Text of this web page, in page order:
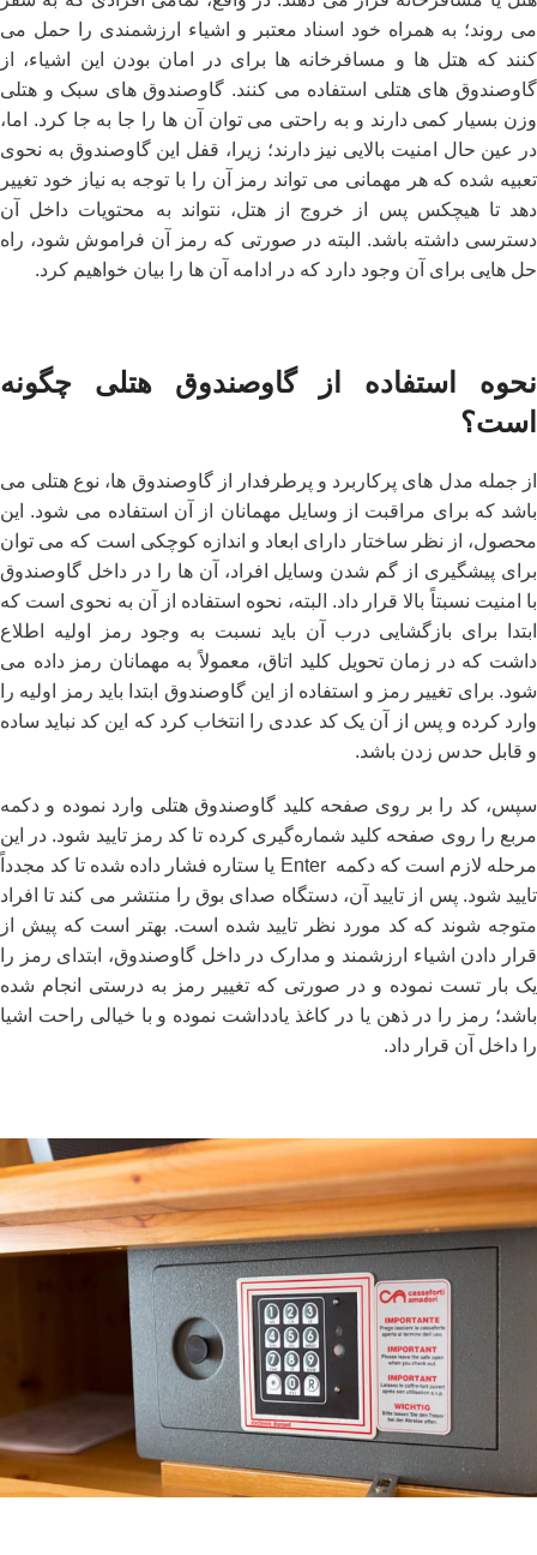
می ‌روند؛ به همراه خود اسناد معتبر و اشیاء ارزشمندی را حمل می‌
کنند که هتل‌ ها و مسافرخانه ‌ها برای در امان بودن این اشیاء، از
گاوصندوق‌ های هتلی استفاده می‌ کنند. گاوصندوق‌ های سبک و هتلی
وزن بسیار کمی دارند و به راحتی می ‌توان آن ها را جا به جا کرد. اما،
در عین حال امنیت بالایی نیز دارند؛ زیرا، قفل این گاوصندوق به نحوی
تعبیه شده که هر مهمانی می ‌تواند رمز آن را با توجه به نیاز خود تغییر
دهد تا هیچکس پس از خروج از هتل، نتواند به محتویات داخل آن
دسترسی داشته باشد. البته در صورتی که رمز آن فراموش شود، راه
حل‌ هایی برای آن وجود دارد که در ادامه آن ها را بیان خواهیم کرد.
نحوه استفاده از گاوصندوق هتلی چگونه
است؟
از جمله مدل ‌های پرکاربرد و پرطرفدار از گاوصندوق ‌ها، نوع هتلی می‌
باشد که برای مراقبت از وسایل مهمانان از آن استفاده می ‌شود. این
محصول، از نظر ساختار دارای ابعاد و اندازه کوچکی است که می ‌توان
برای پیشگیری از گم شدن وسایل افراد، آن ها را در داخل گاوصندوق
با امنیت نسبتاً بالا قرار داد. البته، نحوه استفاده از آن به نحوی است که
ابتدا برای بازگشایی درب آن باید نسبت به وجود رمز اولیه اطلاع
داشت که در زمان تحویل کلید اتاق، معمولاً به مهمانان رمز داده می
‌شود. برای تغییر رمز و استفاده از این گاوصندوق ابتدا باید رمز اولیه را
وارد کرده و پس از آن یک کد عددی را انتخاب کرد که این کد نباید ساده
و قابل حدس زدن باشد.
سپس، کد را بر روی صفحه کلید گاوصندوق هتلی وارد نموده و دکمه
مربع را روی صفحه کلید شماره‌گیری کرده تا کد رمز تایید شود. در این
مرحله لازم است که دکمه Enter یا ستاره فشار داده شده تا کد مجدداً
تایید شود. پس از تایید آن، دستگاه صدای بوق را منتشر می‌ کند تا افراد
متوجه شوند که کد مورد نظر تایید شده است. بهتر است که پیش از
قرار دادن اشیاء ارزشمند و مدارک در داخل گاوصندوق، ابتدای رمز را
یک بار تست نموده و در صورتی که تغییر رمز به درستی انجام شده
باشد؛ رمز را در ذهن یا در کاغذ یادداشت نموده و با خیالی راحت اشیا
را داخل آن قرار داد.